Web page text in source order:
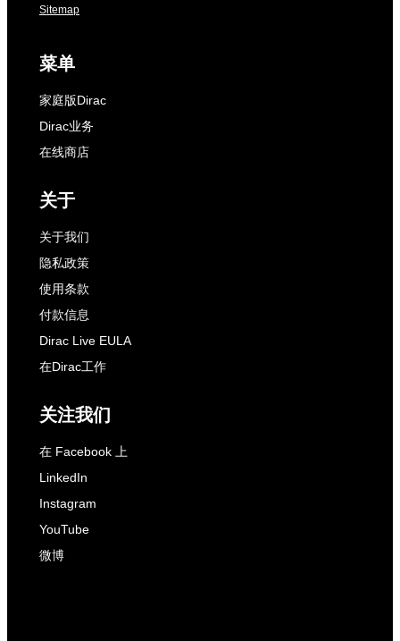
Sitemap
菜单
家庭版Dirac
Dirac业务
在线商店
关于
关于我们
隐私政策
使用条款
付款信息
Dirac Live EULA
在Dirac工作
关注我们
在 Facebook 上
LinkedIn
Instagram
YouTube
微博